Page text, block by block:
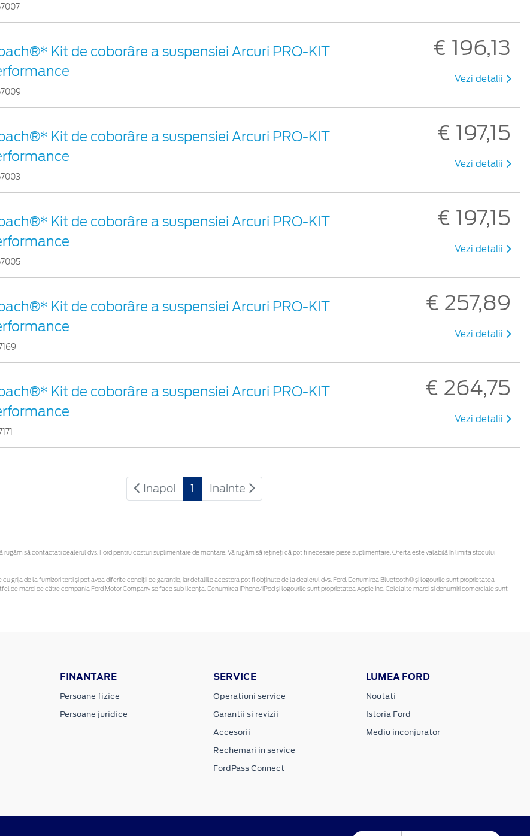
Kit de coborâre a suspensiei Arcuri PRO-KIT
€ 196,13
Vezi detalii
Kit de coborâre a suspensiei Arcuri PRO-KIT
€ 197,15
Vezi detalii
Kit de coborâre a suspensiei Arcuri PRO-KIT
€ 197,15
Vezi detalii
Kit de coborâre a suspensiei Arcuri PRO-KIT
€ 257,89
Vezi detalii
Kit de coborâre a suspensiei Arcuri PRO-KIT
€ 264,75
Vezi detalii
Inapoi 1 Inainte
rugăm să contactaţi dealerul dvs. Ford pentru costuri suplimentare de montare. Vă rugăm să rețineți că pot fi necesare piese suplimentare. Oferta este valabilă în limita stocului
grijă de la furnizori terți și pot avea diferite condiții de garanție, iar detaliile acestora pot fi obținute de la dealerul dvs. Ford. Denumirea Bluetooth® și logourile sunt proprietatea
de mărci de către compania Ford Motor Company se face sub licență. Denumirea iPhone/iPod și logourile sunt proprietatea Apple Inc. Celelalte mărci și denumiri comerciale sunt
FINANTARE
Persoane fizice
Persoane juridice
SERVICE
Operatiuni service
Garantii si revizii
Accesorii
Rechemari in service
FordPass Connect
LUMEA FORD
Noutati
Istoria Ford
Mediu inconjurator